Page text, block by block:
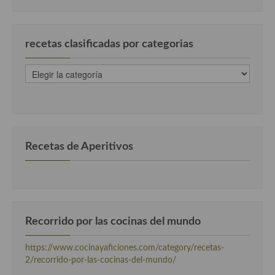
Cocina de la Republica Checa
Cocina de Polonia
Cocina Griega
Cocina Irlanda
Cocina Italiana
recetas clasificadas por categorias
recetas
clasificadas
Recetas de Aperitivos
Recorrido por las cocinas del mundo
https://www.cocinayaficiones.com/category/recetas-
2/recorrido-por-las-cocinas-del-mundo/